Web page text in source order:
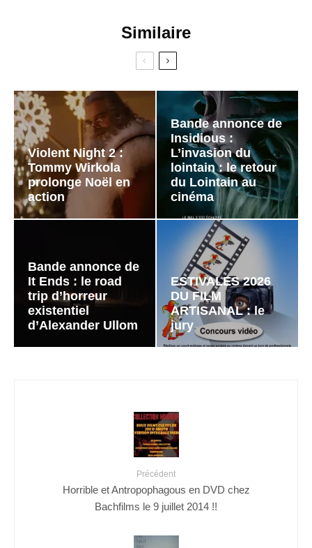
Similaire
Violent Night 2 :
Tommy Wirkola
prolonge Noël en
action
Bande annonce de
Insidious :
L’invasion du
lointain : le retour
du Lointain au
cinéma
Bande annonce de
It Ends : le road
trip d’horreur
existentiel
d’Alexander Ullom
ESTIVALES 2026
DU FILM
ARTISANAL : le
jury
Précédent
Horrible et Antropophagous en DVD chez
Bachfilms le 9 juillet 2014 !!